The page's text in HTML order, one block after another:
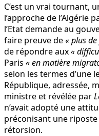
C’est un vrai tournant,
l’approche de l’Algérie
l’Etat demande au
faire preuve de« plus
de répondre aux«
Paris « en matière
selon les termes d’une
République, adressée,
ministre et révélée par
n’avait adopté une
préconisant une
rétorsion.